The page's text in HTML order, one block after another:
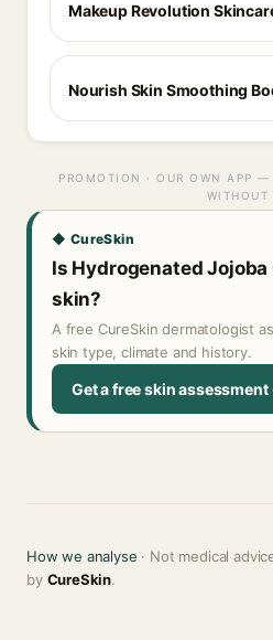
Makeup Revolution
Nourish Skin Smoothing
PROMOTION · OUR OWN APP —
WITHOUT
◆ CureSkin
Is Hydrogenated
skin?
A free CureSkin dermatologist
skin type, climate and history.
Get a free skin
How we analyse · Not medical
by CureSkin.